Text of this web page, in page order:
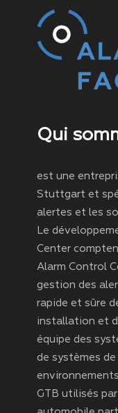
Qui
est une
Stuttgart et
alertes et les
Le
Center
Alarm Control
gestion des
rapide et sûre
installation et
équipe des
de systèmes
GTB utilisés